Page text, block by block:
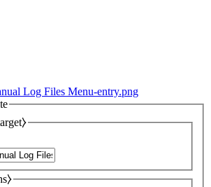
Log Files Menu-entry.png